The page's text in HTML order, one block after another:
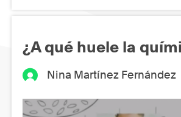
¿A qué huele la
Nina Martínez Fernández